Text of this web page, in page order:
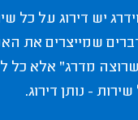
יש דירוג על כל
שמייצרים את
מדרג" אלא כל
- נותן דירוג.